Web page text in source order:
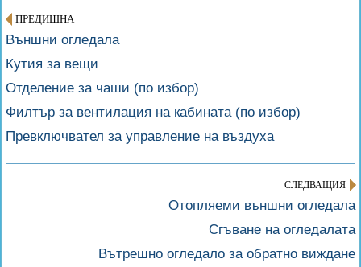
ПРЕДИШНА
Външни огледала
Кутия за вещи
Отделение за чаши (по избор)
Филтър за вентилация на кабината (по избор)
Превключвател за управление на въздуха
СЛЕДВАЩИЯ
Отопляеми външни огледала
Сгъване на огледалата
Вътрешно огледало за обратно виждане